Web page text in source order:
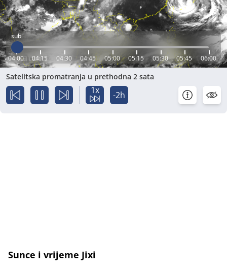
sub
04:00 04:15 04:30 04:45 05:00 05:15 05:30 05:45 06:00
Satelitska promatranja u prethodna 2 sata
1x -2h
Sunce i vrijeme Jixi